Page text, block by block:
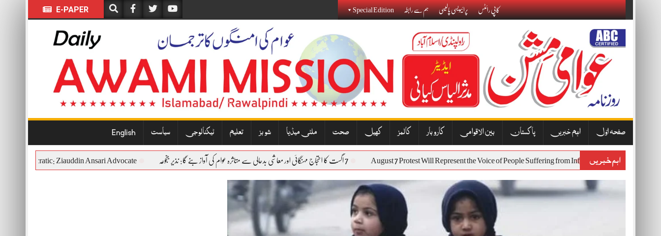
E-PAPER کاپی رائٹس پرائیویسی پالیسی ہم سے رابطہ Special Edition
صفحہ اوّل اہم خبریں پاکستان بین الاقوامی کاروبار کالمز کھیل صحت ملٹی میڈیا شوبز تعلیم ٹیکنالوجی سیاست English
اہم خبریں
August 7 Protest Will Represent the Voice of People Suffering from Inflation and
and Democratic: Ziauddin Ansari Advocate